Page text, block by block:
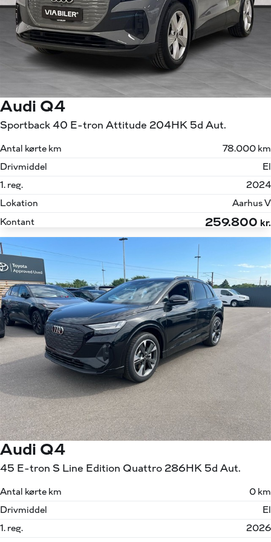
Audi Q4
Sportback 40 E-tron Attitude 204HK 5d Aut.
Antal kørte km
78.000 km
Drivmiddel
El
1. reg.
2024
Lokation
Aarhus V
Kontant
259.800 kr.
Audi Q4
45 E-tron S Line Edition Quattro 286HK 5d Aut.
Antal kørte km
0 km
Drivmiddel
El
1. reg.
2026